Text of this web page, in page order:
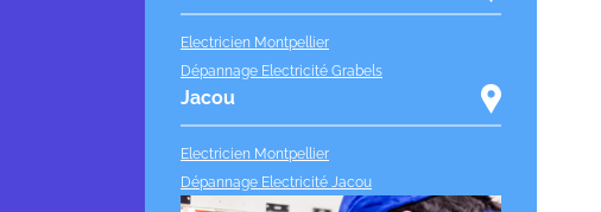
Electricien Montpellier
Dépannage Electricité Grabels
Jacou
Electricien Montpellier
Dépannage Electricité Jacou